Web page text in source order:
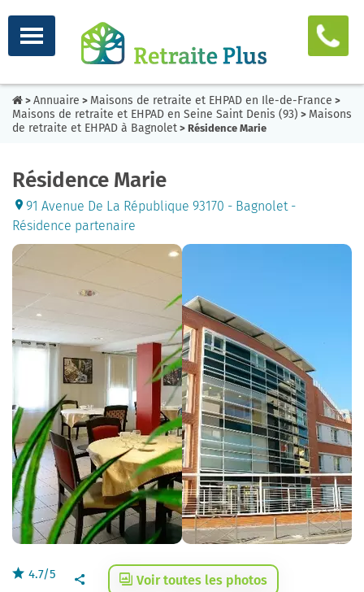
> Annuaire > Maisons de retraite et EHPAD en Ile-de-France >
Maisons de retraite et EHPAD en Seine Saint Denis (93) > Maisons
de retraite et EHPAD à Bagnolet > Résidence Marie
Résidence Marie
91 Avenue De La République 93170 - Bagnolet -
Résidence partenaire
4.7/5 Voir toutes les photos